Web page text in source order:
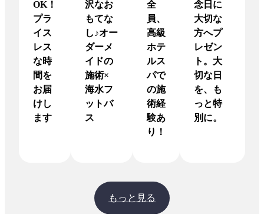
OK！
プラ
イス
レス
な時
間を
お届
けし
ます
沢なお
もてな
し♪オー
ダーメ
イドの
施術×
海水フ
ットバ
ス
全
員、
高級
ホテ
ルス
パで
の施
術経
験あ
り！
念日に
大切な
方へプ
レゼン
ト。大
切な日
を、も
っと特
別に。
もっと見る